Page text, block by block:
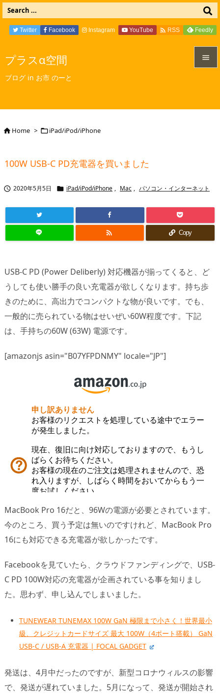
プラスα空間
ブログ in お市 のーと

検索
Twitter Facebook Instagram YouTube  RSS Feedly
Home > iPad/iPod/iPhone
100W USB-C PD充電器を買いました
 2020年5月5日  iPad/iPod/iPhone , Mac , パソコン・インターネット
 Copy
USB-C PD (Power Deliberly) 対応機器が揃ってくると、ど
うしても使い勝手の良い充電器が欲しくなります。持ち歩
きのために、高出力でコンパクトな物が良いです。でも、
一般的に売られている物はせいぜい60W程度です。下記
は、手持ちの60W (63W) 電源です。
[amazonjs asin="B07YFPDNMY" locale="JP"]
MacBook Pro 16だと、96Wの電源が必要とされています。
今のところ、買う予定は無いのですけれど、MacBook Pro
16にも対応できる充電器が欲しかったです。
Facebookを見ていたら、クラウドファンディングで、USB-
C PD 100W対応の充電器が企画されている事を知りまし
た。思わず、申し込んでしまいました。
TUNEWEAR TUNEMAX 100W GaN 極限まで小さく！世界最小
級、クレジットカードサイズ 最大 100W（4ポート搭載） GaN
USB-C / USB-A 充電器 | FOCAL GADGET
発送は、4月中だったのですが、新型コロナウィルスの影響
で、発送が遅れていました。5月になって、発送が開始され